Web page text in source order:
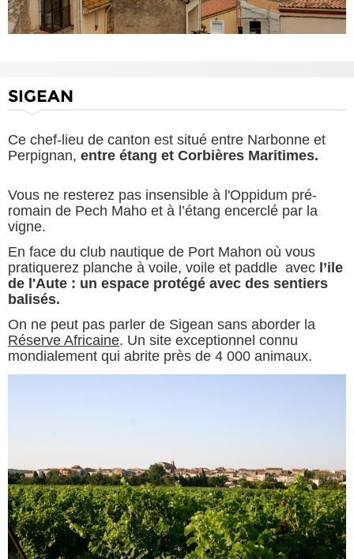
SIGEAN
Ce chef-lieu de canton est situé entre Narbonne et
Perpignan, entre étang et Corbières Maritimes.
Vous ne resterez pas insensible à l'Oppidum pré-
romain de Pech Maho et à l’étang encerclé par la
vigne.
En face du club nautique de Port Mahon où vous
pratiquerez planche à voile, voile et paddle avec l’ile
de l'Aute : un espace protégé avec des sentiers
balisés.
On ne peut pas parler de Sigean sans aborder la
Réserve Africaine. Un site exceptionnel connu
mondialement qui abrite près de 4 000 animaux.